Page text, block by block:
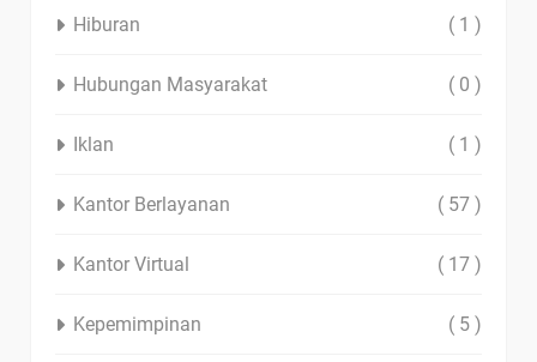
Hiburan ( 1 )
Hubungan Masyarakat ( 0 )
Iklan ( 1 )
Kantor Berlayanan ( 57 )
Kantor Virtual ( 17 )
Kepemimpinan ( 5 )